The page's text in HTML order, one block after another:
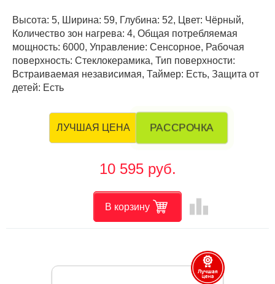
Высота: 5, Ширина: 59, Глубина: 52, Цвет: Чёрный,
Количество зон нагрева: 4, Общая потребляемая
мощность: 6000, Управление: Сенсорное, Рабочая
поверхность: Стеклокерамика, Тип поверхности:
Встраиваемая независимая, Таймер: Есть, Защита от
детей: Есть
ЛУЧШАЯ ЦЕНА РАССРОЧКА
10 595 руб.
В корзину leaderboard